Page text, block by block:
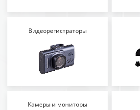
Видеорегистраторы
Камеры и мониторы